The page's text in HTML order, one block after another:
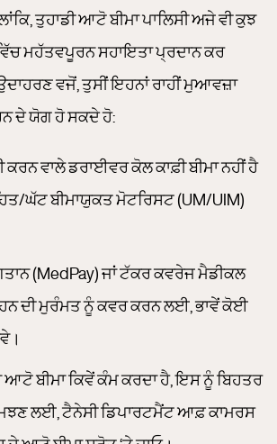
ਤੁਹਾਡੀ ਆਟੋ ਬੀਮਾ ਪਾਲਿਸੀ ਅਜੇ ਵੀ ਕੁਝ
ਮਹੱਤਵਪੂਰਨ ਸਹਾਇਤਾ ਪ੍ਰਦਾਨ ਕਰ
ਵਜੋਂ, ਤੁਸੀਂ ਇਹਨਾਂ ਰਾਹੀਂ ਮੁਆਵਜ਼ਾ
ਦੇ ਯੋਗ ਹੋ ਸਕਦੇ ਹੋ:
ਵਾਲੇ ਡਰਾਈਵਰ ਕੋਲ ਕਾਫ਼ੀ ਬੀਮਾ ਨਹੀਂ ਹੈ
ਘੱਟ ਬੀਮਾਯੁਕਤ ਮੋਟਰਿਸਟ (UM/UIM)
(MedPay) ਜਾਂ ਟੱਕਰ ਕਵਰੇਜ ਮੈਡੀਕਲ
ਦੀ ਮੁਰੰਮਤ ਨੂੰ ਕਵਰ ਕਰਨ ਲਈ, ਭਾਵੇਂ ਕੋਈ
ਆਟੋ ਬੀਮਾ ਕਿਵੇਂ ਕੰਮ ਕਰਦਾ ਹੈ, ਇਸ ਨੂੰ ਬਿਹਤਰ
ਲਈ, ਟੈਨੇਸੀ ਡਿਪਾਰਟਮੈਂਟ ਆਫ਼ ਕਾਮਰਸ